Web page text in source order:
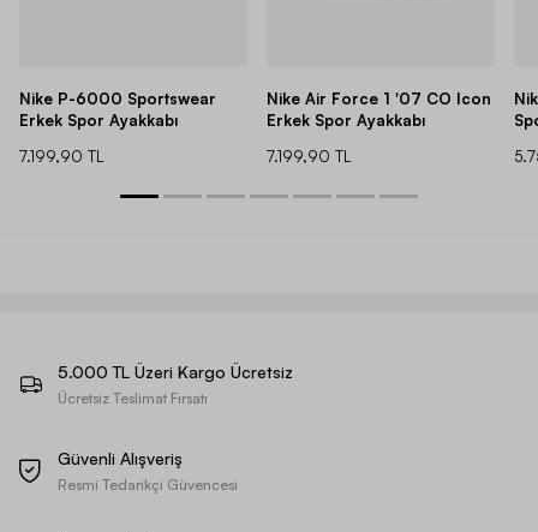
Nike P-6000 Sportswear
Erkek Spor Ayakkabı
7.199,90 TL
Nike Air Force 1 '07 CO Icon
Erkek Spor Ayakkabı
7.199,90 TL
5.000 TL Üzeri Kargo Ücretsiz
Ücretsiz Teslimat Fırsatı
Güvenli Alışveriş
Resmi Tedarikçi Güvencesi